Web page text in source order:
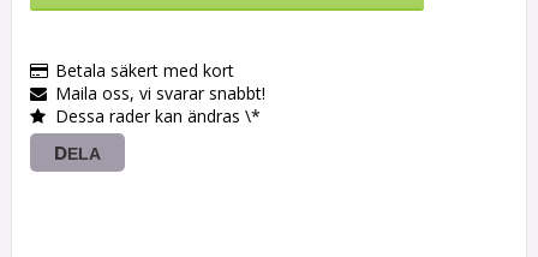
Betala säkert med kort
Maila oss, vi svarar snabbt!
Dessa rader kan ändras \*
DELA